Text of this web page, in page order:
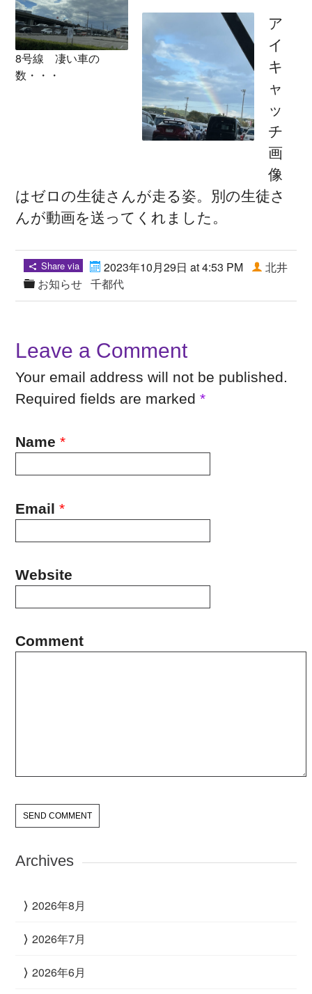
8号線 凄い車の
数・・・
ア
イ
キ
ャ
ッ
チ
画
像
はゼロの生徒さんが走る姿。別の生徒さ
んが動画を送ってくれました。
Share via
2023年10月29日 at 4:53 PM
お知らせ
北井
千都代
Leave a Comment
Your email address will not be published.
Required fields are marked*
Name *
Email *
Website
Comment
Archives
2026年8月
2026年7月
2026年6月